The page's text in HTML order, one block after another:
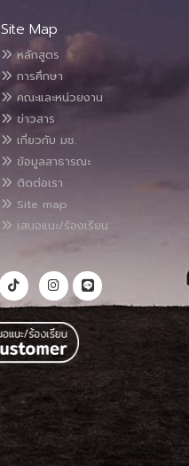
Site Map
หลักสูตร
การศึกษา
คณะและหน่วยงาน
ข่าวสาร
เกี่ยวกับ มช.
ข้อมูลสาธารณะ
ติดต่อเรา
Site map
เสนอแนะ/ร้องเรียน